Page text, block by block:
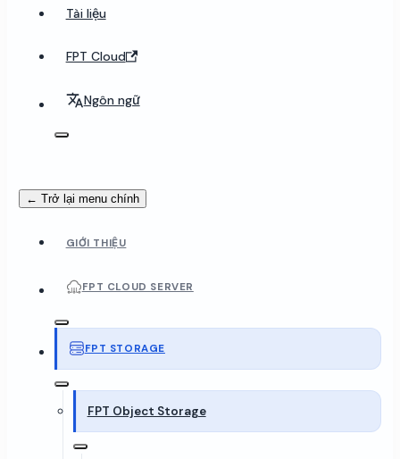
Tài liệu
FPT Cloud
Ngôn ngữ
← Trở lại menu chính
GIỚI THIỆU
FPT CLOUD SERVER
FPT STORAGE
FPT Object Storage